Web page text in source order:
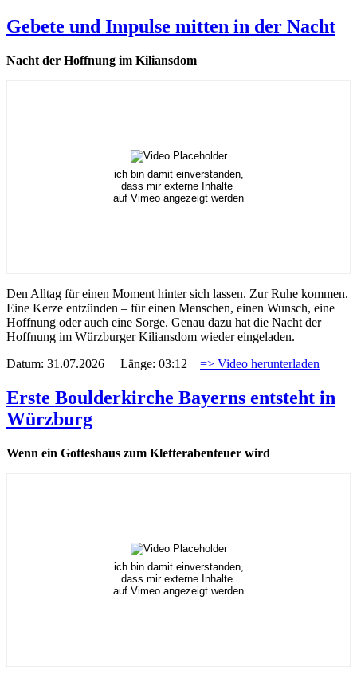
Gebete und Impulse mitten in der Nacht
Nacht der Hoffnung im Kiliansdom
ich bin damit einverstanden,
dass mir externe Inhalte
auf Vimeo angezeigt werden
Den Alltag für einen Moment hinter sich lassen. Zur Ruhe kommen.
Eine Kerze entzünden – für einen Menschen, einen Wunsch, eine
Hoffnung oder auch eine Sorge. Genau dazu hat die Nacht der
Hoffnung im Würzburger Kiliansdom wieder eingeladen.
Datum: 31.07.2026 Länge: 03:12 => Video herunterladen
Erste Boulderkirche Bayerns entsteht in
Würzburg
Wenn ein Gotteshaus zum Kletterabenteuer wird
ich bin damit einverstanden,
dass mir externe Inhalte
auf Vimeo angezeigt werden